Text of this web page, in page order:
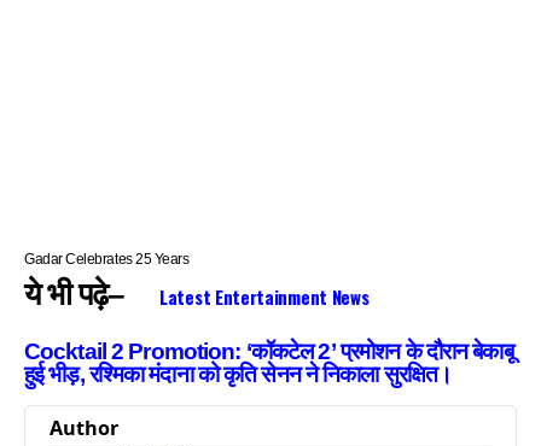
Gadar Celebrates 25 Years
ये भी पढ़े– Latest Entertainment News
Cocktail 2 Promotion: ‘कॉकटेल 2’ प्रमोशन के दौरान बेकाबू
हुई भीड़, रश्मिका मंदाना को कृति सेनन ने निकाला सुरक्षित।
Author